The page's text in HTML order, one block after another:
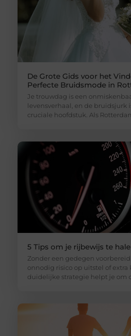
De Grote Gids voor het
Perfecte Bruidsmode in
Je trouwdag is een
levensverhaal, en de bruidsjurk
cruciale hoofdstuk. Als
5 Tips om je rijbewijs te
Zonder een gedegen
onnodig risico op uitstel of extra
duidelijke strategie helpt je om